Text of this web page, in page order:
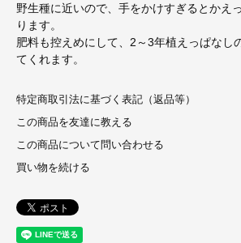
野生種に近いので、手をかけすぎるとかえ
ります。
肥料も控えめにして、2～3年植えっぱなし
てくれます。
特定商取引法に基づく表記（返品等）
この商品を友達に教える
この商品について問い合わせる
買い物を続ける